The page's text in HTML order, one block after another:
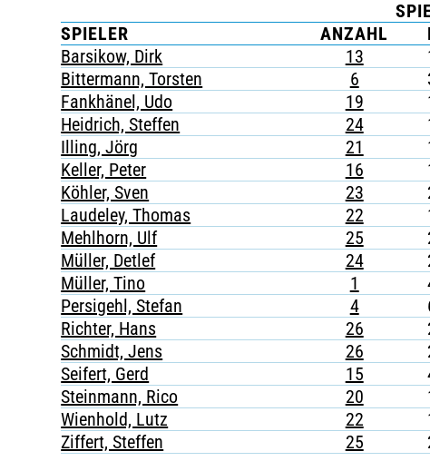
SPIELER
ANZAHL
Barsikow, Dirk
13
Bittermann, Torsten
6
Fankhänel, Udo
19
Heidrich, Steffen
24
Illing, Jörg
21
Keller, Peter
16
Köhler, Sven
23
Laudeley, Thomas
22
Mehlhorn, Ulf
25
Müller, Detlef
24
Müller, Tino
1
Persigehl, Stefan
4
Richter, Hans
26
Schmidt, Jens
26
Seifert, Gerd
15
Steinmann, Rico
20
Wienhold, Lutz
22
Ziffert, Steffen
25